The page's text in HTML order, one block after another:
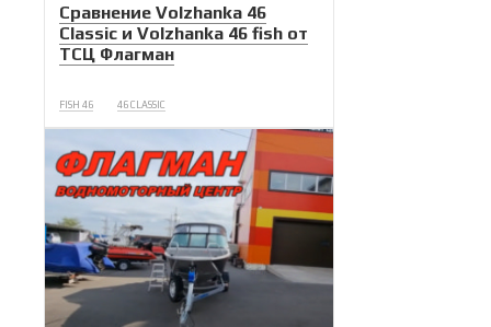
Сравнение Volzhanka 46
Classic и Volzhanka 46 fish от
ТСЦ Флагман
FISH 46 46 CLASSIC